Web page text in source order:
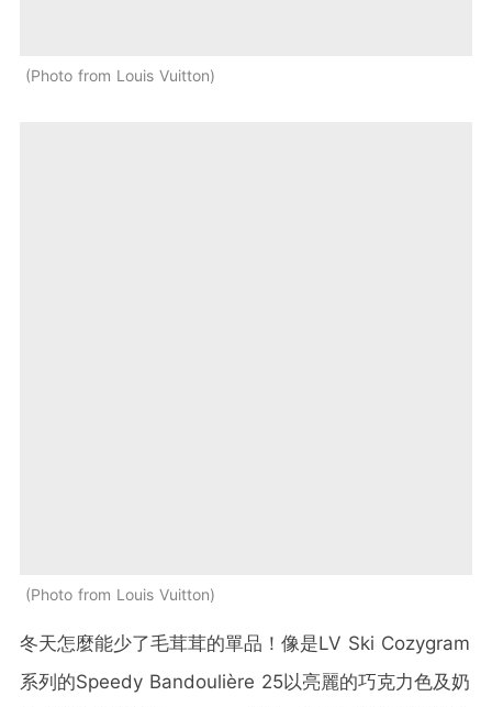
Photo from Louis Vuitton
Photo from Louis Vuitton
冬天怎麼能少了毛茸茸的單品！像是LV Ski Cozygram
系列的Speedy Bandoulière 25以亮麗的巧克力色及奶